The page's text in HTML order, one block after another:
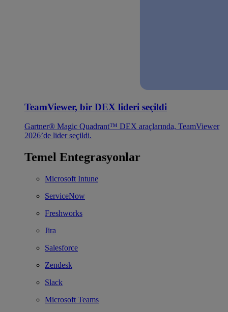
TeamViewer, bir DEX lideri seçildi
Gartner® Magic Quadrant™ DEX araçlarında, TeamViewer
2026’de lider seçildi.
Temel Entegrasyonlar
Microsoft Intune
ServiceNow
Freshworks
Jira
Salesforce
Zendesk
Slack
Microsoft Teams